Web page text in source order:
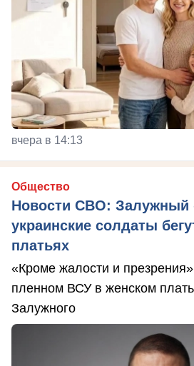
вчера в 14:13
Общество
Новости СВО: Залужный
украинские солдаты
платьях
«Кроме жалости и
пленном ВСУ в женском
Залужного